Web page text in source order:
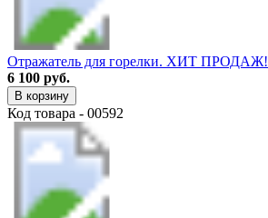
Отражатель для горелки. ХИТ ПРОДАЖ!
6 100 руб.
В корзину
Код товара - 00592